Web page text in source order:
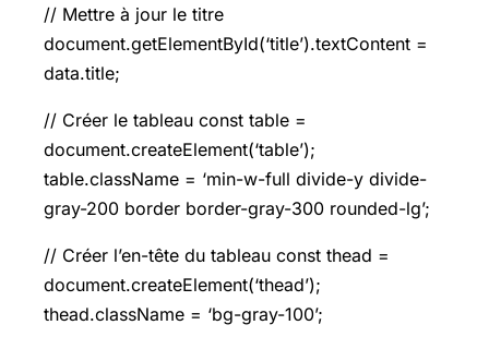
// Mettre à jour le titre
document.getElementById(‘title’).textContent =
data.title;
// Créer le tableau const table =
document.createElement(‘table’);
table.className = ‘min-w-full divide-y divide-
gray-200 border border-gray-300 rounded-lg’;
// Créer l’en-tête du tableau const thead =
document.createElement(‘thead’);
thead.className = ‘bg-gray-100’;